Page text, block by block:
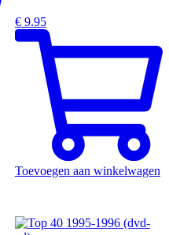
€9.95
Toevoegen aan winkelwagen